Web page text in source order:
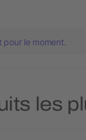
pour le moment.
les